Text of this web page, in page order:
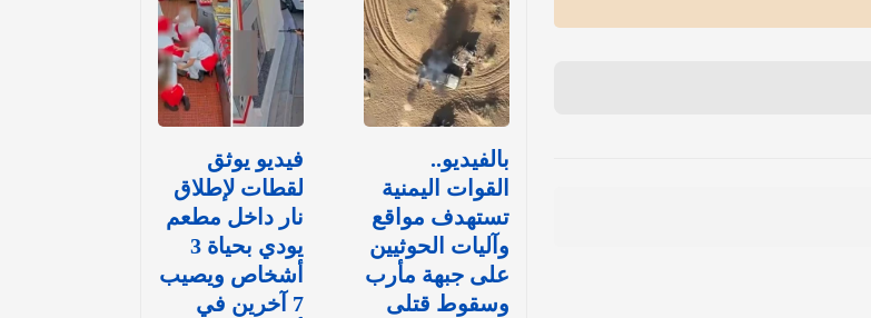
بالفيديو..
القوات اليمنية
تستهدف مواقع
وآليات الحوثيين
على جبهة مأرب
وسقوط قتلى
فيديو يوثق
لقطات لإطلاق
نار داخل مطعم
يودي بحياة 3
أشخاص ويصيب
7 آخرين في